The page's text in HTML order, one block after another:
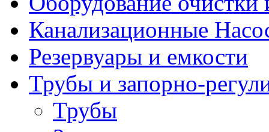
Канализационные
Резервуары и емкости
Трубы и запорно-
Трубы